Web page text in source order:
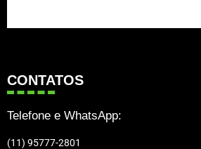
CONTATOS
Telefone e WhatsApp:
(11) 95777-2801